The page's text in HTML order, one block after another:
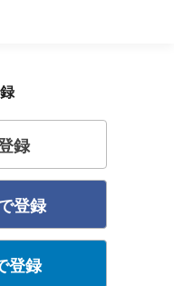
録
登録
登録